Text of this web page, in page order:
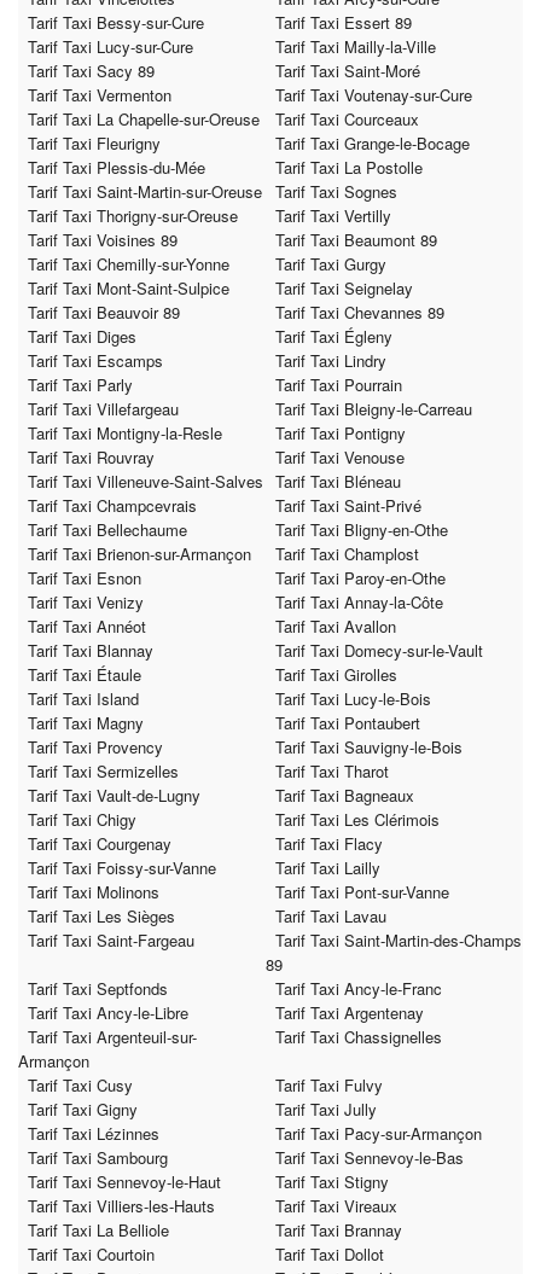
Tarif Taxi Bessy-sur-Cure
Tarif Taxi Essert 89
Tarif Taxi Lucy-sur-Cure
Tarif Taxi Mailly-la-Ville
Tarif Taxi Sacy 89
Tarif Taxi Saint-Moré
Tarif Taxi Vermenton
Tarif Taxi Voutenay-sur-Cure
Tarif Taxi La Chapelle-sur-Oreuse
Tarif Taxi Courceaux
Tarif Taxi Fleurigny
Tarif Taxi Grange-le-Bocage
Tarif Taxi Plessis-du-Mée
Tarif Taxi La Postolle
Tarif Taxi Saint-Martin-sur-Oreuse Tarif Taxi Sognes
Tarif Taxi Thorigny-sur-Oreuse
Tarif Taxi Vertilly
Tarif Taxi Voisines 89
Tarif Taxi Beaumont 89
Tarif Taxi Chemilly-sur-Yonne
Tarif Taxi Gurgy
Tarif Taxi Mont-Saint-Sulpice
Tarif Taxi Seignelay
Tarif Taxi Beauvoir 89
Tarif Taxi Chevannes 89
Tarif Taxi Diges
Tarif Taxi Égleny
Tarif Taxi Escamps
Tarif Taxi Lindry
Tarif Taxi Parly
Tarif Taxi Pourrain
Tarif Taxi Villefargeau
Tarif Taxi Bleigny-le-Carreau
Tarif Taxi Montigny-la-Resle
Tarif Taxi Pontigny
Tarif Taxi Rouvray
Tarif Taxi Venouse
Tarif Taxi Villeneuve-Saint-Salves Tarif Taxi Bléneau
Tarif Taxi Champcevrais
Tarif Taxi Saint-Privé
Tarif Taxi Bellechaume
Tarif Taxi Bligny-en-Othe
Tarif Taxi Brienon-sur-Armançon
Tarif Taxi Champlost
Tarif Taxi Esnon
Tarif Taxi Paroy-en-Othe
Tarif Taxi Venizy
Tarif Taxi Annay-la-Côte
Tarif Taxi Annéot
Tarif Taxi Avallon
Tarif Taxi Blannay
Tarif Taxi Domecy-sur-le-Vault
Tarif Taxi Étaule
Tarif Taxi Girolles
Tarif Taxi Island
Tarif Taxi Lucy-le-Bois
Tarif Taxi Magny
Tarif Taxi Pontaubert
Tarif Taxi Provency
Tarif Taxi Sauvigny-le-Bois
Tarif Taxi Sermizelles
Tarif Taxi Tharot
Tarif Taxi Vault-de-Lugny
Tarif Taxi Bagneaux
Tarif Taxi Chigy
Tarif Taxi Les Clérimois
Tarif Taxi Courgenay
Tarif Taxi Flacy
Tarif Taxi Foissy-sur-Vanne
Tarif Taxi Lailly
Tarif Taxi Molinons
Tarif Taxi Pont-sur-Vanne
Tarif Taxi Les Sièges
Tarif Taxi Lavau
Tarif Taxi Saint-Fargeau
Tarif Taxi Saint-Martin-des-Champs
89
Tarif Taxi Septfonds
Tarif Taxi Ancy-le-Franc
Tarif Taxi Ancy-le-Libre
Tarif Taxi Argentenay
Tarif Taxi Argenteuil-sur-
Armançon
Tarif Taxi Chassignelles
Tarif Taxi Cusy
Tarif Taxi Fulvy
Tarif Taxi Gigny
Tarif Taxi Jully
Tarif Taxi Lézinnes
Tarif Taxi Pacy-sur-Armançon
Tarif Taxi Sambourg
Tarif Taxi Sennevoy-le-Bas
Tarif Taxi Sennevoy-le-Haut
Tarif Taxi Stigny
Tarif Taxi Villiers-les-Hauts
Tarif Taxi Vireaux
Tarif Taxi La Belliole
Tarif Taxi Brannay
Tarif Taxi Courtoin
Tarif Taxi Dollot